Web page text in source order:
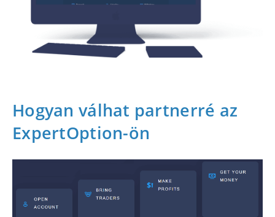
Hogyan válhat partnerré az
ExpertOption-ön